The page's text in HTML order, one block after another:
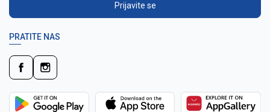
Prijavite se
PRATITE NAS